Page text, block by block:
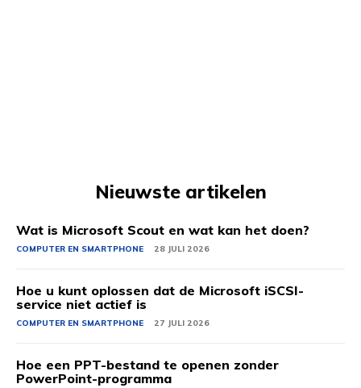
Nieuwste artikelen
Wat is Microsoft Scout en wat kan het doen?
COMPUTER EN SMARTPHONE 28 JULI 2026
Hoe u kunt oplossen dat de Microsoft iSCSI-
service niet actief is
COMPUTER EN SMARTPHONE 27 JULI 2026
Hoe een PPT-bestand te openen zonder
PowerPoint-programma